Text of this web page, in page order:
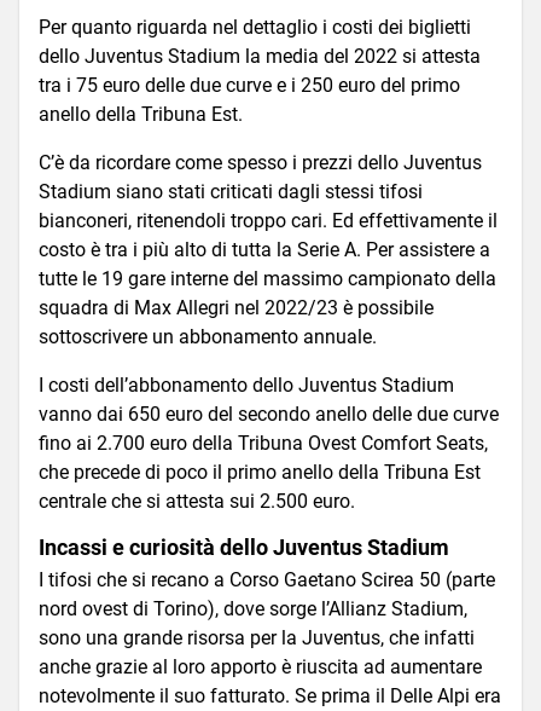
Per quanto riguarda nel dettaglio i costi dei biglietti
dello Juventus Stadium la media del 2022 si attesta
tra i 75 euro delle due curve e i 250 euro del primo
anello della Tribuna Est.
C’è da ricordare come spesso i prezzi dello Juventus
Stadium siano stati criticati dagli stessi tifosi
bianconeri, ritenendoli troppo cari. Ed effettivamente il
costo è tra i più alto di tutta la Serie A. Per assistere a
tutte le 19 gare interne del massimo campionato della
squadra di Max Allegri nel 2022/23 è possibile
sottoscrivere un abbonamento annuale.
I costi dell’abbonamento dello Juventus Stadium
vanno dai 650 euro del secondo anello delle due curve
fino ai 2.700 euro della Tribuna Ovest Comfort Seats,
che precede di poco il primo anello della Tribuna Est
centrale che si attesta sui 2.500 euro.
Incassi e curiosità dello Juventus Stadium
I tifosi che si recano a Corso Gaetano Scirea 50 (parte
nord ovest di Torino), dove sorge l’Allianz Stadium,
sono una grande risorsa per la Juventus, che infatti
anche grazie al loro apporto è riuscita ad aumentare
notevolmente il suo fatturato. Se prima il Delle Alpi era